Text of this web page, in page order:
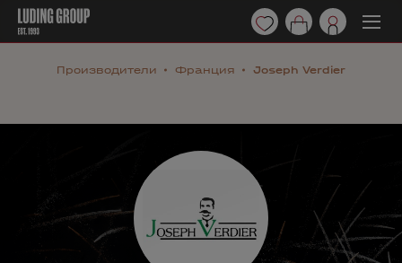
Производители Франция Joseph Verdier